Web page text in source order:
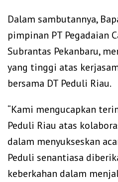
Dalam sambutannya,
pimpinan PT Pegadaian
Subrantas Pekanbaru,
yang tinggi atas
bersama DT Peduli Riau.
“Kami mengucapkan
Peduli Riau atas
dalam menyukseskan
Peduli senantiasa
keberkahan dalam